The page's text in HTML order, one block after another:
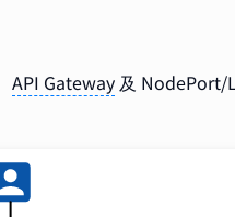
API Gateway 及 NodePort/